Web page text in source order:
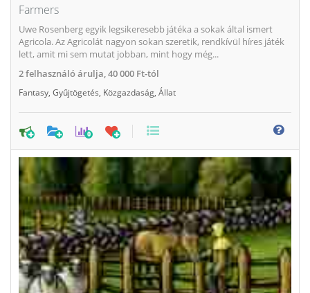
Farmers
Uwe Rosenberg egyik legsikeresebb játéka a sokak által ismert
Agricola. Az Agricolát nagyon sokan szeretik, rendkívül híres játék
lett, amit mi sem mutat jobban, mint hogy még...
2felhasználó árulja,40 000 Ft-tól
Fantasy, Gyűjtögetés, Közgazdaság, Állat
0